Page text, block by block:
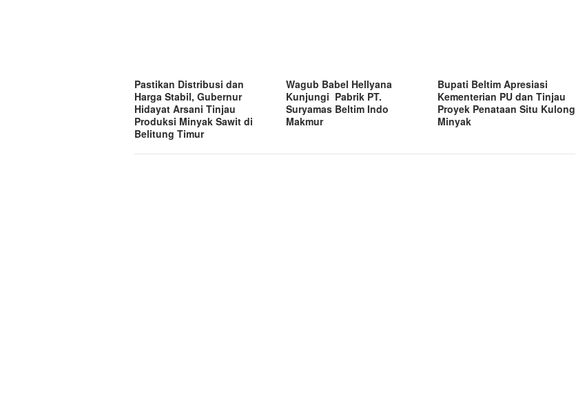
Pastikan Distribusi dan
Harga Stabil, Gubernur
Hidayat Arsani Tinjau
Produksi Minyak Sawit di
Belitung Timur
Wagub Babel Hellyana
Kunjungi Pabrik PT.
Suryamas Beltim Indo
Makmur
Bupati Beltim Apresiasi
Kementerian PU dan Tinjau
Proyek Penataan Situ Kulong
Minyak